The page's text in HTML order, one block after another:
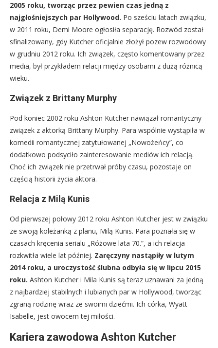
2005 roku, tworząc przez pewien czas jedną z
najgłośniejszych par Hollywood. Po sześciu latach związku,
w 2011 roku, Demi Moore ogłosiła separację. Rozwód został
sfinalizowany, gdy Kutcher oficjalnie złożył pozew rozwodowy
w grudniu 2012 roku. Ich związek, często komentowany przez
media, był przykładem relacji między osobami z dużą różnicą
wieku.
Związek z Brittany Murphy
Pod koniec 2002 roku Ashton Kutcher nawiązał romantyczny
związek z aktorką Brittany Murphy. Para wspólnie wystąpiła w
komedii romantycznej zatytułowanej „Nowożeńcy”, co
dodatkowo podsyciło zainteresowanie mediów ich relacją.
Choć ich związek nie przetrwał próby czasu, pozostaje on
częścią historii życia aktora.
Relacja z Milą Kunis
Od pierwszej połowy 2012 roku Ashton Kutcher jest w związku
ze swoją koleżanką z planu, Milą Kunis. Para poznała się w
czasach kręcenia serialu „Różowe lata 70.”, a ich relacja
rozkwitła wiele lat później. Zaręczyny nastąpiły w lutym
2014 roku, a uroczystość ślubna odbyła się w lipcu 2015
roku. Ashton Kutcher i Mila Kunis są teraz uznawani za jedną
z najbardziej stabilnych i lubianych par w Hollywood, tworząc
zgraną rodzinę wraz ze swoimi dziećmi. Ich córka, Wyatt
Isabelle, jest owocem tej miłości.
Kariera zawodowa Ashton Kutcher